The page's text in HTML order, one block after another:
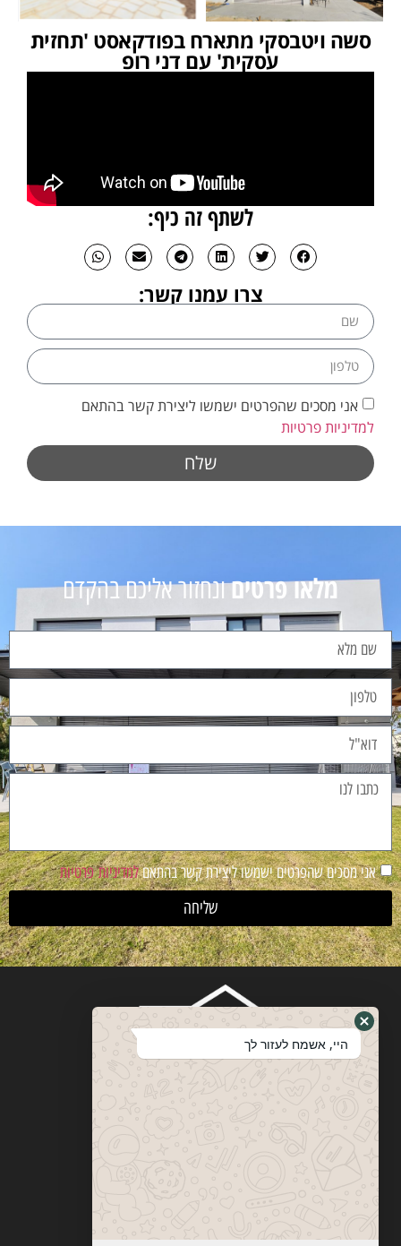
סשה ויטבסקי מתארח בפודקאסט 'תחזית
עסקית' עם דני רופ
לשתף זה כיף:
צרו עמנו קשר:
אני מסכים שהפרטים ישמשו ליצירת קשר בהתאם
למדיניות פרטיות
שלח
מלאו פרטיםונחזור אליכם בהקדם
אני מסכים שהפרטים ישמשו ליצירת קשר בהתאםלמדיניות פרטיות
שליחה
היי, אשמח לעזור לך